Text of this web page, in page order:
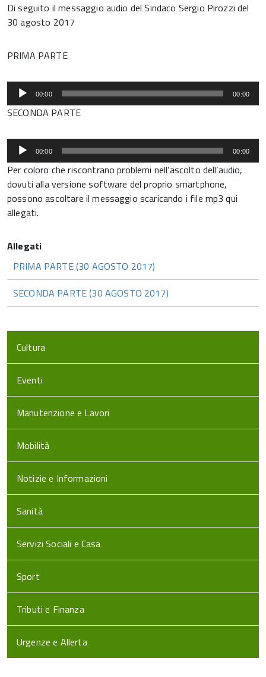
Di seguito il messaggio audio del Sindaco Sergio Pirozzi del
30 agosto 2017
PRIMA PARTE
Audio
Player
00:00 00:00
SECONDA PARTE
Audio
Player
00:00 00:00
Per coloro che riscontrano problemi nell’ascolto dell’audio,
dovuti alla versione software del proprio smartphone,
possono ascoltare il messaggio scaricando i file mp3 qui
allegati.
PRIMA PARTE (30 AGOSTO 2017)
SECONDA PARTE (30 AGOSTO 2017)
Cultura
Eventi
Manutenzione e Lavori
Mobilità
Notizie e Informazioni
Sanità
Servizi Sociali e Casa
Sport
Tributi e Finanza
Urgenze e Allerta